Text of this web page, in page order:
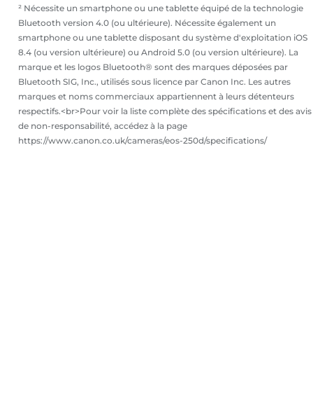
² Nécessite un smartphone ou une tablette équipé de la technologie
Bluetooth version 4.0 (ou ultérieure). Nécessite également un
smartphone ou une tablette disposant du système d'exploitation iOS
8.4 (ou version ultérieure) ou Android 5.0 (ou version ultérieure). La
marque et les logos Bluetooth® sont des marques déposées par
Bluetooth SIG, Inc., utilisés sous licence par Canon Inc. Les autres
marques et noms commerciaux appartiennent à leurs détenteurs
respectifs.<br>Pour voir la liste complète des spécifications et des avis
de non-responsabilité, accédez à la page
https://www.canon.co.uk/cameras/eos-250d/specifications/